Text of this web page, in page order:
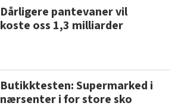
Dårligere pantevaner vil
koste oss 1,3 milliarder
Butikktesten: Supermarked i
nærsenter i for store sko